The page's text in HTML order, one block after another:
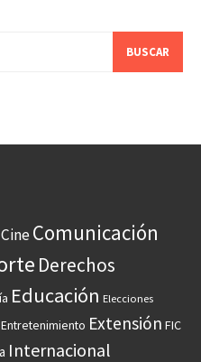
CineComunicación
Derechos
Educación Elecciones
Entretenimiento Extensión FIC
Internacional